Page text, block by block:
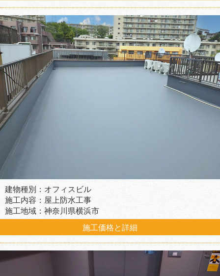
建物種別：オフィスビル
施工内容：屋上防水工事
施工地域：神奈川県横浜市
施工価格と詳細